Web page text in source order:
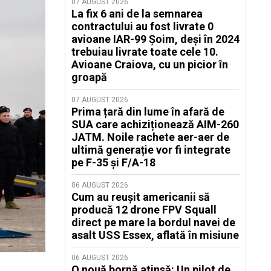
07 AUGUST 2026
La fix 6 ani de la semnarea
contractului au fost livrate 0
avioane IAR-99 Șoim, deși în 2024
trebuiau livrate toate cele 10.
Avioane Craiova, cu un picior în
groapă
07 AUGUST 2026
Prima țară din lume în afară de
SUA care achiziționează AIM-260
JATM. Noile rachete aer-aer de
ultimă generație vor fi integrate
pe F-35 și F/A-18
06 AUGUST 2026
Cum au reușit americanii să
producă 12 drone FPV Squall
direct pe mare la bordul navei de
asalt USS Essex, aflată în misiune
06 AUGUST 2026